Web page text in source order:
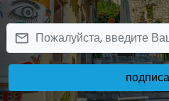
email